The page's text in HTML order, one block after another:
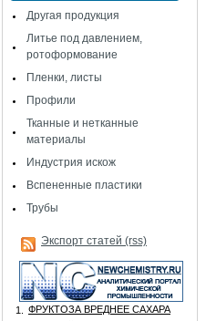
Другая продукция
Литье под давлением,
ротоформование
Пленки, листы
Профили
Тканные и нетканные
материалы
Индустрия искож
Вспененные пластики
Трубы
Экспорт статей (rss)
1.
ФРУКТОЗА ВРЕДНЕЕ САХАРА